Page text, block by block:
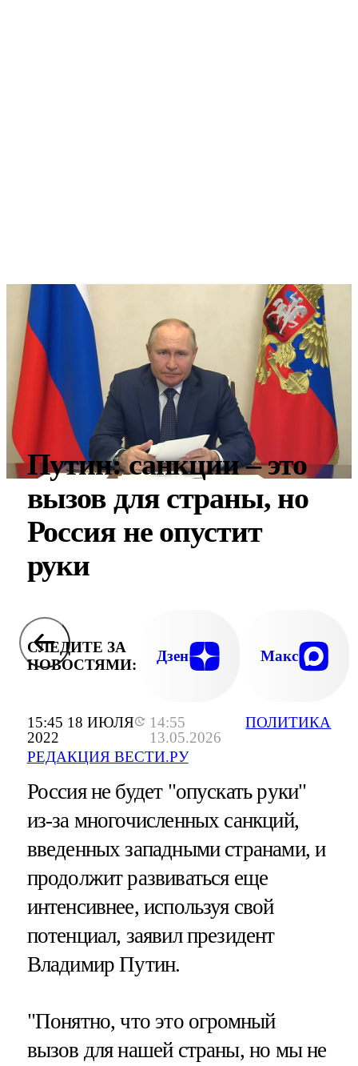
15:45 18 ИЮЛЯ
2022
14:55
13.05.2026
РЕДАКЦИЯ ВЕСТИ.РУ
ПОЛИТИКА
Путин: санкции – это
вызов для страны, но
Россия не опустит
руки
СЛЕДИТЕ ЗА
НОВОСТЯМИ:
Дзен Макс
Россия не будет "опускать руки"
из-за многочисленных санкций,
введенных западными странами, и
продолжит развиваться еще
интенсивнее, используя свой
потенциал, заявил президент
Владимир Путин.
"Понятно, что это огромный
вызов для нашей страны, но мы не